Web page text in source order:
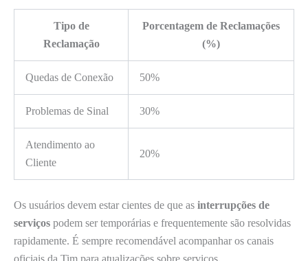
Tipo de
Reclamação
Porcentagem de Reclamações
(%)
Quedas de Conexão 50%
Problemas de Sinal 30%
Atendimento ao
Cliente
20%
Os usuários devem estar cientes de que as interrupções de
serviços podem ser temporárias e frequentemente são resolvidas
rapidamente. É sempre recomendável acompanhar os canais
oficiais da Tim para atualizações sobre serviços.